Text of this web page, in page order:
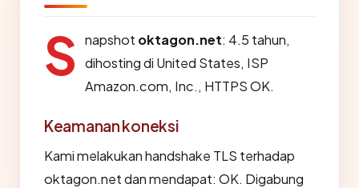
S napshot oktagon.net: 4.5 tahun,
dihosting di United States, ISP
Amazon.com, Inc., HTTPS OK.
Keamanan koneksi
Kami melakukan handshake TLS terhadap
oktagon.net dan mendapat: OK. Digabung